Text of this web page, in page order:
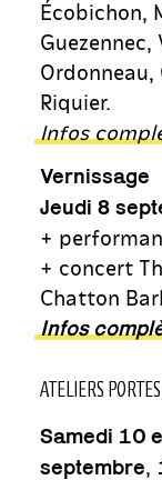
Écobichon,
Guezennec,
Ordonneau,
Riquier.
Infos
Vernissage
Jeudi 8
+
+ concert
Chatton
Infos
ATELIERS
Samedi 10
septembre